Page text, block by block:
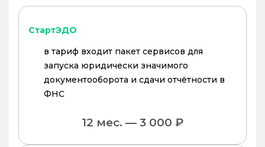
СтартЭДО
в тариф входит пакет сервисов для
запуска юридически значимого
документооборота и сдачи отчётности в
ФНС
12 мес. — 3 000 ₽